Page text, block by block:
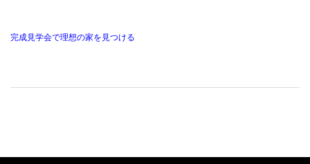
完成見学会で理想の家を見つける